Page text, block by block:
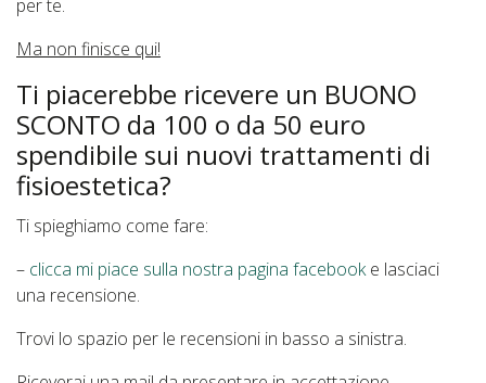
per te.
Ma non finisce qui!
Ti piacerebbe ricevere un BUONO
SCONTO da 100 o da 50 euro
spendibile sui nuovi trattamenti di
fisioestetica?
Ti spieghiamo come fare:
– clicca mi piace sulla nostra pagina facebooke lasciaci
una recensione.
Trovi lo spazio per le recensioni in basso a sinistra.